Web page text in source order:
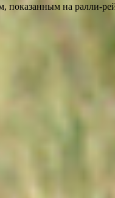
показанным на ралли-